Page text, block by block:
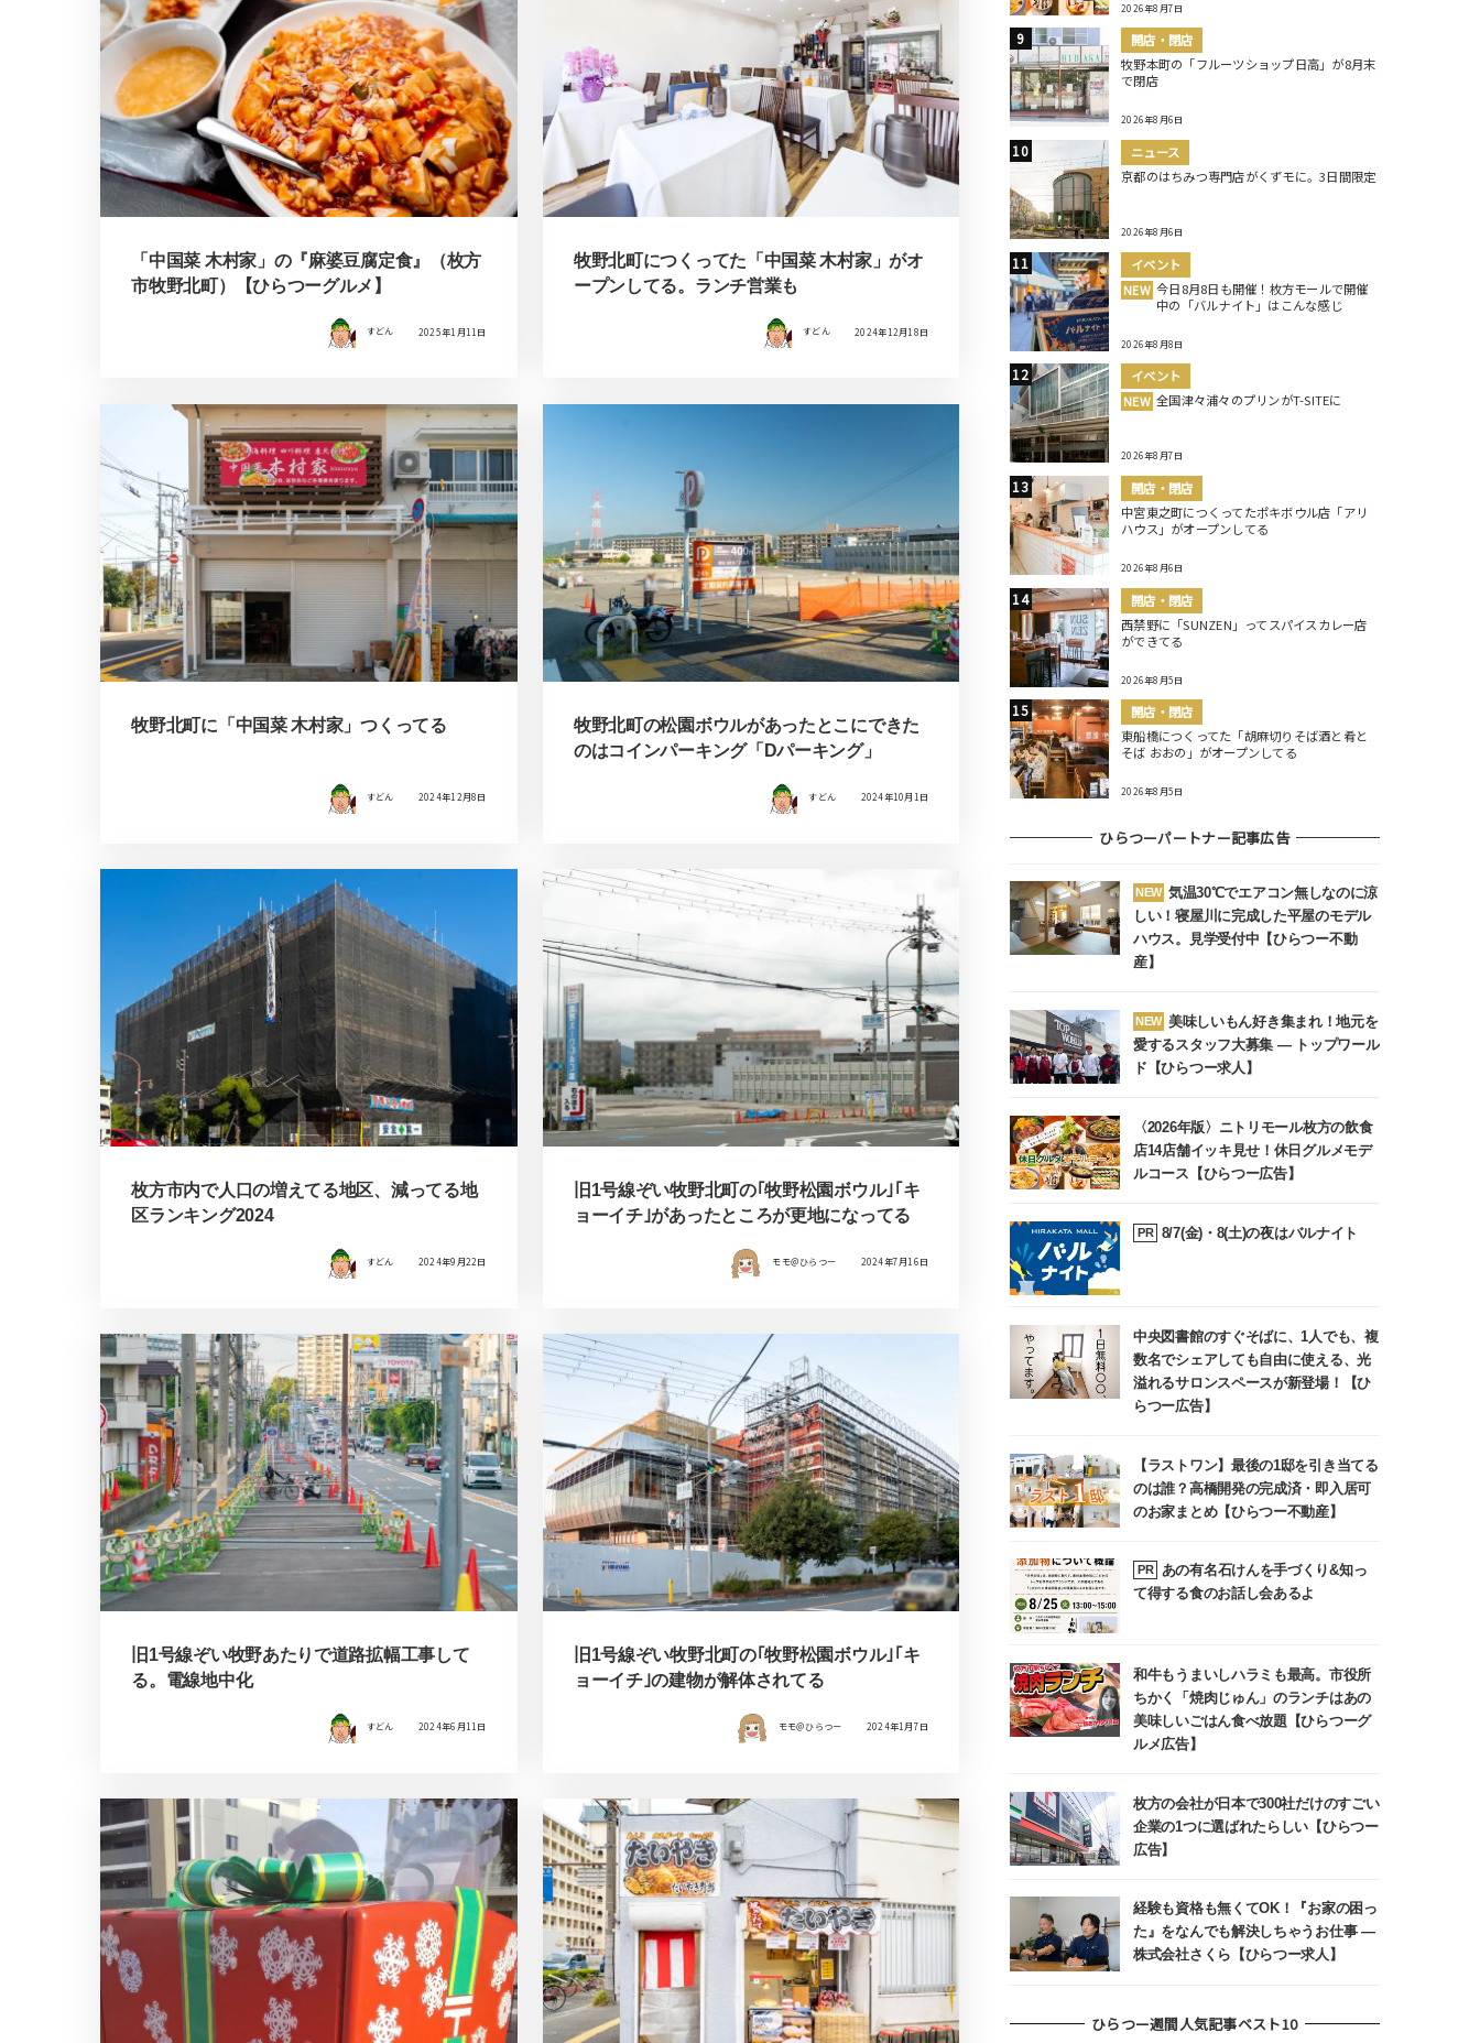
「中国菜 木村家」の『麻婆豆腐定食』（枚方
市牧野北町）【ひらつーグルメ】
すどん 2025年1月11日
牧野北町につくってた「中国菜 木村家」がオ
ープンしてる。ランチ営業も
すどん 2024年12月18日
牧野北町に「中国菜 木村家」つくってる
すどん 2024年12月8日
牧野北町の松園ボウルがあったとこにできた
のはコインパーキング「Dパーキング」
すどん 2024年10月1日
枚方市内で人口の増えてる地区、減ってる地
区ランキング2024
すどん 2024年9月22日
旧1号線ぞい牧野北町の｢牧野松園ボウル｣｢キ
ョーイチ｣があったところが更地になってる
モモ＠ひらつー 2024年7月16日
旧1号線ぞい牧野あたりで道路拡幅工事して
る。電線地中化
すどん 2024年6月11日
旧1号線ぞい牧野北町の｢牧野松園ボウル｣｢キ
ョーイチ｣の建物が解体されてる
モモ＠ひらつー 2024年1月7日
2026年8月7日
開店・閉店
牧野本町の「フルーツショップ日高」が8月末
で閉店
2026年8月6日
ニュース
京都のはちみつ専門店がくずモに。3日間限定
2026年8月6日
イベント
NEW 今日8月8日も開催！枚方モールで開催
中の「バルナイト」はこんな感じ
2026年8月8日
イベント
NEW 全国津々浦々のプリンがT-SITEに
2026年8月7日
開店・閉店
中宮東之町につくってたポキボウル店「アリ
ハウス」がオープンしてる
2026年8月6日
開店・閉店
西禁野に「SUNZEN」ってスパイスカレー店
ができてる
2026年8月5日
開店・閉店
東船橋につくってた「胡麻切りそば酒と肴と
そば おおの」がオープンしてる
2026年8月5日
ひらつーパートナー記事広告
NEW 気温30℃でエアコン無しなのに涼
しい！寝屋川に完成した平屋のモデル
ハウス。見学受付中【ひらつー不動
産】
NEW 美味しいもん好き集まれ！地元を
愛するスタッフ大募集 ― トップワール
ド【ひらつー求人】
〈2026年版〉ニトリモール枚方の飲食
店14店舗イッキ見せ！休日グルメモデ
ルコース【ひらつー広告】
PR 8/7(金)・8(土)の夜はバルナイト
中央図書館のすぐそばに、1人でも、複
数名でシェアしても自由に使える、光
溢れるサロンスペースが新登場！【ひ
らつー広告】
【ラストワン】最後の1邸を引き当てる
のは誰？高橋開発の完成済・即入居可
のお家まとめ【ひらつー不動産】
PR
あの有名石けんを手づくり&知っ
て得する食のお話し会あるよ
和牛もうまいしハラミも最高。市役所
ちかく「焼肉じゅん」のランチはあの
美味しいごはん食べ放題【ひらつーグ
ルメ広告】
枚方の会社が日本で300社だけのすごい
企業の1つに選ばれたらしい【ひらつー
広告】
経験も資格も無くてOK！『お家の困っ
た』をなんでも解決しちゃうお仕事 ―
株式会社さくら【ひらつー求人】
ひらつー週間人気記事ベスト10